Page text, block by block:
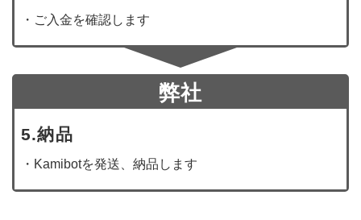
・ご入金を確認します
弊社
5.納品
・Kamibotを発送、納品します